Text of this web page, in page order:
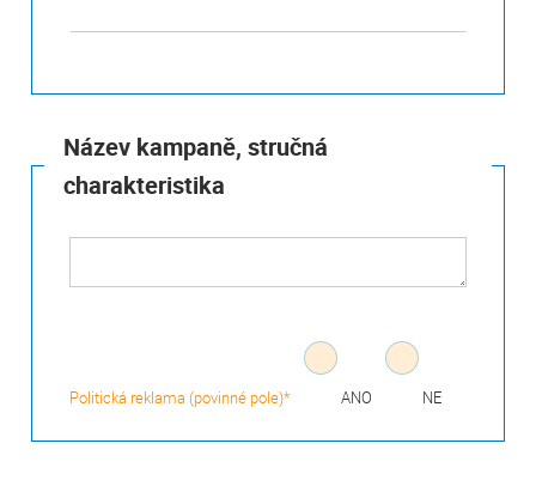
Název kampaně, stručná
charakteristika
Politická reklama (povinné pole)* ANO NE